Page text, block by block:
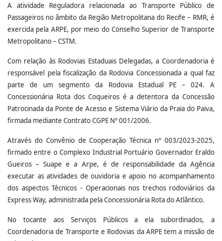
A atividade Reguladora relacionada ao Transporte Público de
Passageiros no âmbito da Região Metropolitana do Recife – RMR, é
exercida pela ARPE, por meio do Conselho Superior de Transporte
Metropolitano – CSTM.
Com relação às Rodovias Estaduais Delegadas, a Coordenadoria é
responsável pela fiscalização da Rodovia Concessionada a qual faz
parte de um segmento da Rodovia Estadual PE – 024. A
Concessionária Rota dos Coqueiros é a detentora da Concessão
Patrocinada da Ponte de Acesso e Sistema Viário da Praia do Paiva,
firmada mediante Contrato CGPE Nº 001/2006.
Através do Convênio de Cooperação Técnica nº 003/2023-2025,
firmado entre o Complexo Industrial Portuário Governador Eraldo
Gueiros – Suape e a Arpe, é de responsabilidade da Agência
executar as atividades de ouvidoria e apoio no acompanhamento
dos aspectos Técnicos - Operacionais nos trechos rodoviários da
Express Way, administrada pela Concessionária Rota do Atlântico.
No tocante aos Serviços Públicos a ela subordinados, a
Coordenadoria de Transporte e Rodovias da ARPE tem a missão de